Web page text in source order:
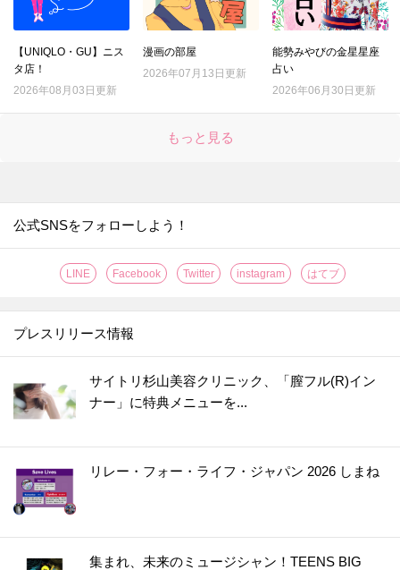
【UNIQLO・GU】ニス
タ店！
2026年08月03日更新
漫画の部屋
2026年07月13日更新
能勢みやびの金星星座
占い
2026年06月30日更新
もっと見る
公式SNSをフォローしよう！
LINE Facebook Twitter instagram はてブ
プレスリリース情報
サイトリ杉山美容クリニック、「膣フル(R)イン
ナー」に特典メニューを...
リレー・フォー・ライフ・ジャパン 2026 しまね
集まれ、未来のミュージシャン！TEENS BIG